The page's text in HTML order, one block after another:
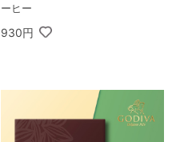
ーヒー
930円